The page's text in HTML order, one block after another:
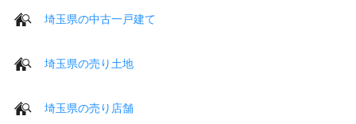
埼玉県の中古一戸建て
埼玉県の売り土地
埼玉県の売り店舗